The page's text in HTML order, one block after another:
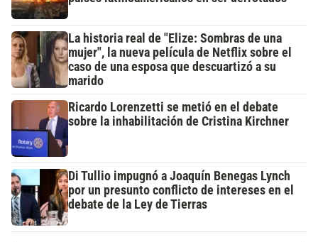
La historia real de "Elize: Sombras de una
mujer", la nueva película de Netflix sobre el
caso de una esposa que descuartizó a su
marido
Ricardo Lorenzetti se metió en el debate
sobre la inhabilitación de Cristina Kirchner
Di Tullio impugnó a Joaquín Benegas Lynch
por un presunto conflicto de intereses en el
debate de la Ley de Tierras